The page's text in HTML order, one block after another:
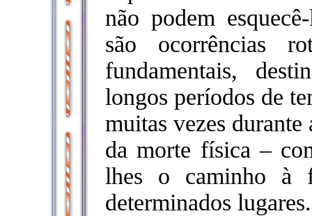
não podem
são ocorrências
fundamentais,
longos períodos de
muitas vezes
da morte física –
lhes o caminho à
determinados lugares.